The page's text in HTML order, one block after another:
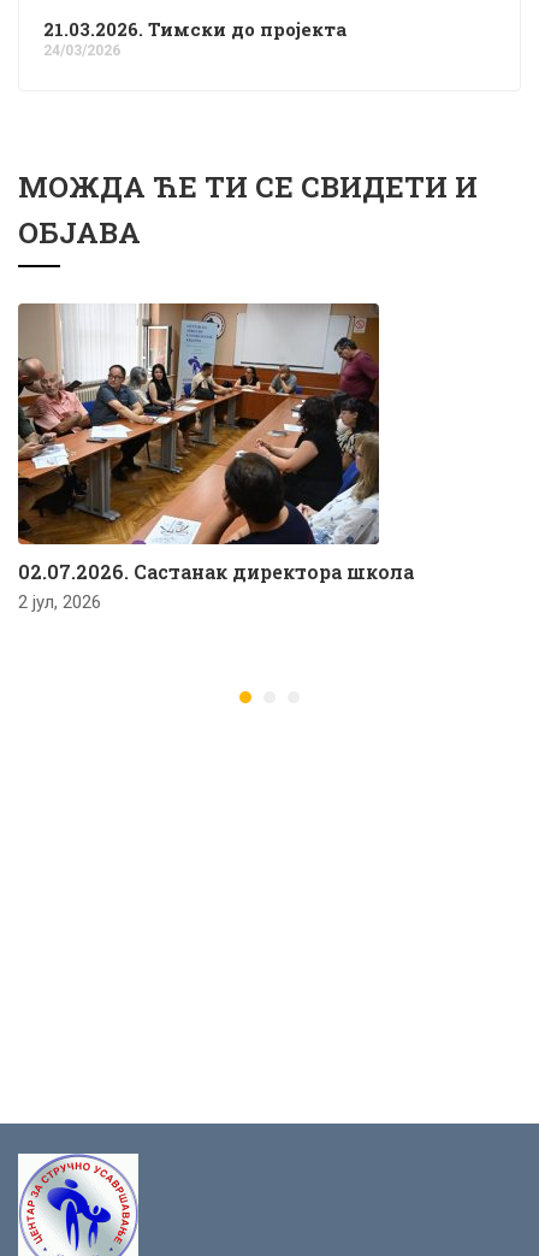
21.03.2026. Тимски до пројекта
24/03/2026
МОЖДА ЋЕ ТИ СЕ СВИДЕТИ И
ОБЈАВА
02.07.2026. Састанак директора школа
2 јул, 2026